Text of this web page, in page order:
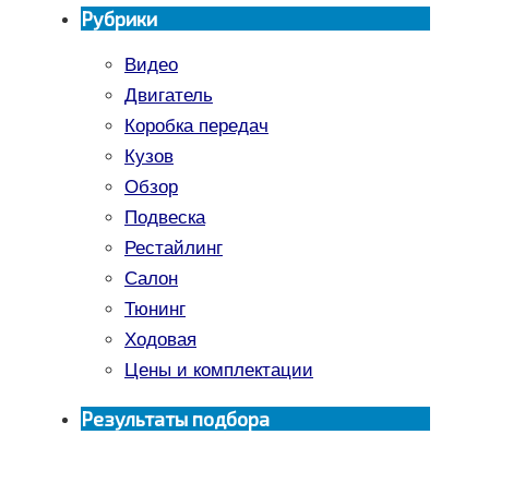
Рубрики
Видео
Двигатель
Коробка передач
Кузов
Обзор
Подвеска
Рестайлинг
Салон
Тюнинг
Ходовая
Цены и комплектации
Результаты подбора